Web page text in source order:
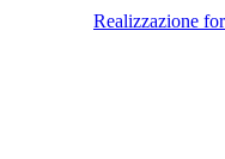
Realizzazione